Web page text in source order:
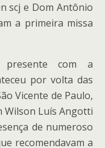
scj e Dom Antônio
a primeira missa
com a
por volta das
Vicente de Paulo,
Wilson Luís Angotti
de numeroso
recomendavam a